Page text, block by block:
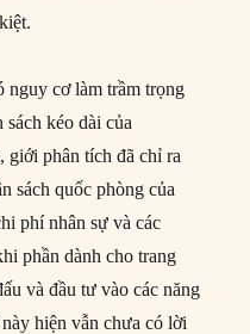
nguy cơ làm trầm trọng
kéo dài của
giới phân tích đã chỉ ra
sách quốc phòng của
phí nhân sự và các
phần dành cho trang
và đầu tư vào các năng
hiện vẫn chưa có lời